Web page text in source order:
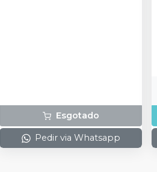
Esgotado
Pedir via Whatsapp